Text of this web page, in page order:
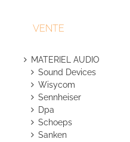
VENTE
MATERIEL AUDIO
Sound Devices
Wisycom
Sennheiser
Dpa
Schoeps
Sanken